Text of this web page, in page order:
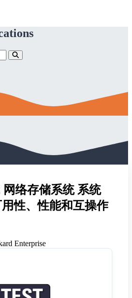
网络存储系统 系统
性、性能和互操作
Enterprise